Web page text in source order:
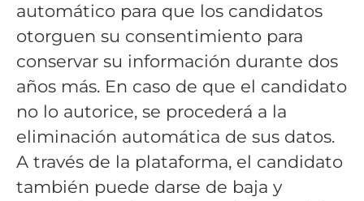
automático para que los candidatos
otorguen su consentimiento para
conservar su información durante dos
años más. En caso de que el candidato
no lo autorice, se procederá a la
eliminación automática de sus datos.
A través de la plataforma, el candidato
también puede darse de baja y